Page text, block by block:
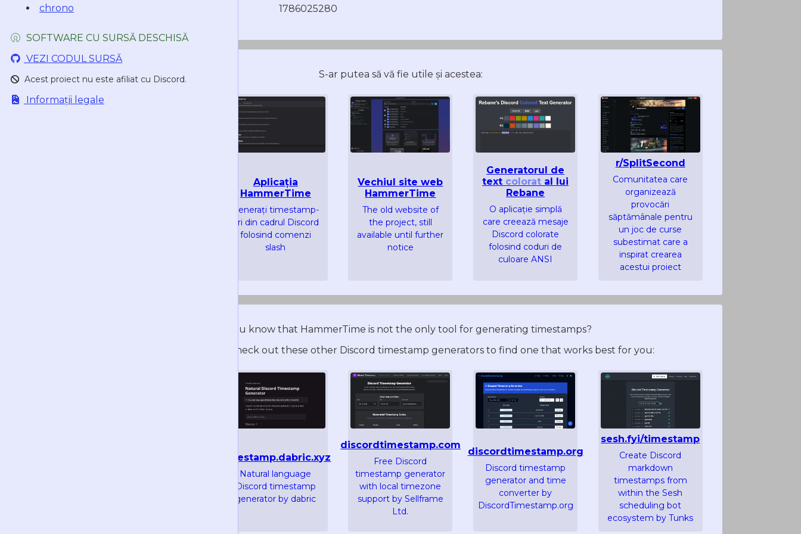
chrono
SOFTWARE CU SURSĂ DESCHISĂ
VEZI CODUL SURSĂ
Acest proiect nu este afiliat cu Discord.
Informații legale
1786025280
S-ar putea să vă fie utile și acestea:
Aplicația
HammerTime
Generați timestamp-
uri din cadrul Discord
folosind comenzi
slash
Vechiul site web
HammerTime
The old website of
the project, still
available until further
notice
Generatorul de
text colorat al lui
Rebane
O aplicație simplă
care creează mesaje
Discord colorate
folosind coduri de
culoare ANSI
r/SplitSecond
Comunitatea care
organizează
provocări
săptămânale pentru
un joc de curse
subestimat care a
inspirat crearea
acestui proiect
Did you know that HammerTime is not the only tool for generating timestamps?
You may want to check out these other Discord timestamp generators to find one that works best for you:
timestamp.dabric.xyz
Natural language
Discord timestamp
generator by dabric
discordtimestamp.com
Free Discord
timestamp generator
with local timezone
support by Sellframe
Ltd.
discordtimestamp.org
Discord timestamp
generator and time
converter by
DiscordTimestamp.org
sesh.fyi/timestamp
Create Discord
markdown
timestamps from
within the Sesh
scheduling bot
ecosystem by Tunks